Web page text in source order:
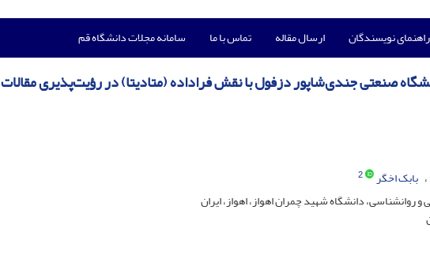
راهنمای نویسندگان ارسال مقاله تماس با ما سامانه مجلات دانشگاه قم
صنعتی جندی‌شاپور دزفول با نقش فراداده (متادیتا) در رؤیت‌پذیری مقالات
بابک اخگر
2
دانشگاه شهید چمران اهواز، اهواز، ایران